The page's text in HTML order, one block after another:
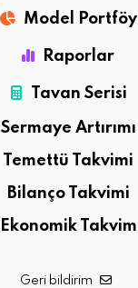
Model Portföy
Raporlar
Tavan Serisi
Sermaye Artırımı
Temettü Takvimi
Bilanço Takvimi
Ekonomik Takvim
Geri bildirim